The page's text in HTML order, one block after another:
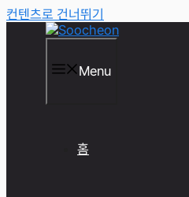
컨텐츠로 건너뛰기
Menu
홈